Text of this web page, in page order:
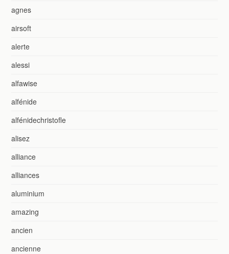
agnes
airsoft
alerte
alessi
alfawise
alfénide
alfénidechristofle
alisez
alliance
alliances
aluminium
amazing
ancien
ancienne